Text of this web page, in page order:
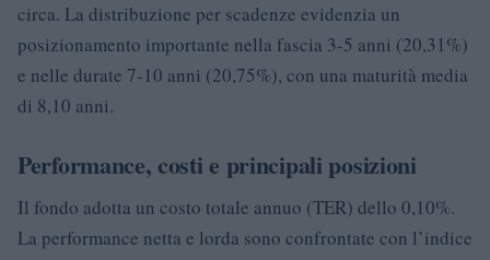
circa. La distribuzione per scadenze evidenzia un
posizionamento importante nella fascia 3-5 anni (20,31%)
e nelle durate 7-10 anni (20,75%), con una maturità media
di 8,10 anni.
Performance, costi e principali posizioni
Il fondo adotta un costo totale annuo (TER) dello 0,10%.
La performance netta e lorda sono confrontate con l’indice